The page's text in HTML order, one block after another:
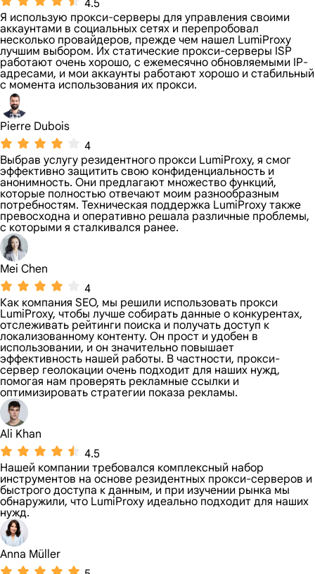
4.5
Я использую прокси-серверы для управления своими
аккаунтами в социальных сетях и перепробовал
несколько провайдеров, прежде чем нашел LumiProxy
лучшим выбором. Их статические прокси-серверы ISP
работают очень хорошо, с ежемесячно обновляемыми IP-
адресами, и мои аккаунты работают хорошо и стабильный
с момента использования их прокси.
Pierre Dubois
4
Выбрав услугу резидентного прокси LumiProxy, я смог
эффективно защитить свою конфиденциальность и
анонимность. Они предлагают множество функций,
которые полностью отвечают моим разнообразным
потребностям. Техническая поддержка LumiProxy также
превосходна и оперативно решала различные проблемы,
с которыми я сталкивался ранее.
Mei Chen
4
Как компания SEO, мы решили использовать прокси
LumiProxy, чтобы лучше собирать данные о конкурентах,
отслеживать рейтинги поиска и получать доступ к
локализованному контенту. Он прост и удобен в
использовании, и он значительно повышает
эффективность нашей работы. В частности, прокси-
сервер геолокации очень подходит для наших нужд,
помогая нам проверять рекламные ссылки и
оптимизировать стратегии показа рекламы.
Ali Khan
4.5
Нашей компании требовался комплексный набор
инструментов на основе резидентных прокси-серверов и
быстрого доступа к данным, и при изучении рынка мы
обнаружили, что LumiProxy идеально подходит для наших
нужд.
Anna Müller